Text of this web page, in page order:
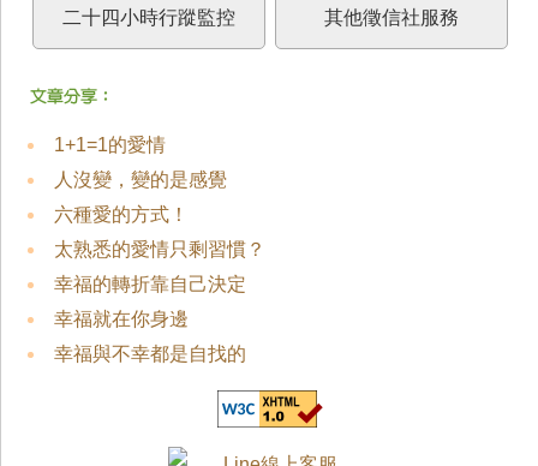
二十四小時行蹤監控 其他徵信社服務
1+1=1的愛情
人沒變，變的是感覺
六種愛的方式！
太熟悉的愛情只剩習慣？
幸福的轉折靠自己決定
幸福就在你身邊
幸福與不幸都是自找的